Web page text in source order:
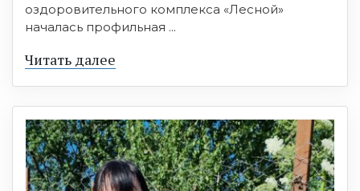
оздоровительного комплекса «Лесной»
началась профильная ...
Читать далее